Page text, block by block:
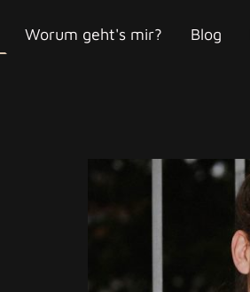
Worum geht's mir? Blog